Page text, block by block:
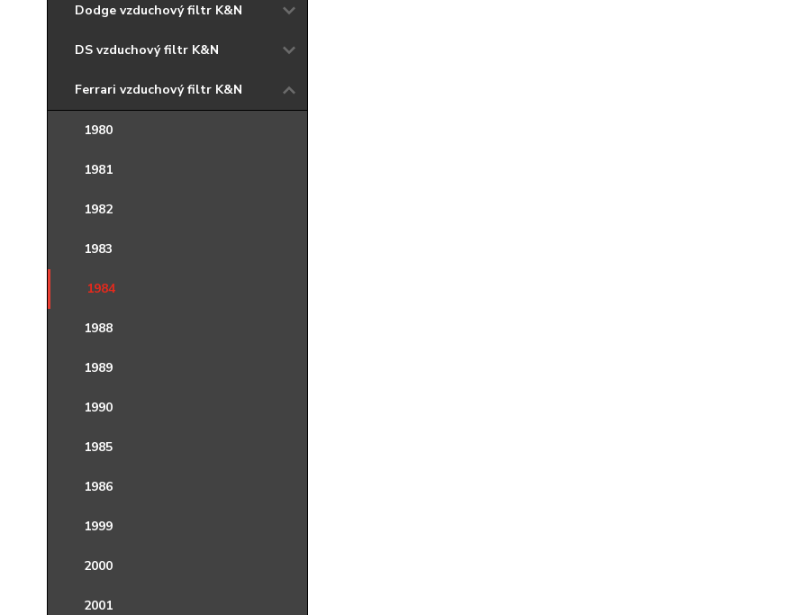
Dodge vzduchový filtr K&N
DS vzduchový filtr K&N
Ferrari vzduchový filtr K&N
1980
1981
1982
1983
1984
1988
1989
1990
1985
1986
1999
2000
2001